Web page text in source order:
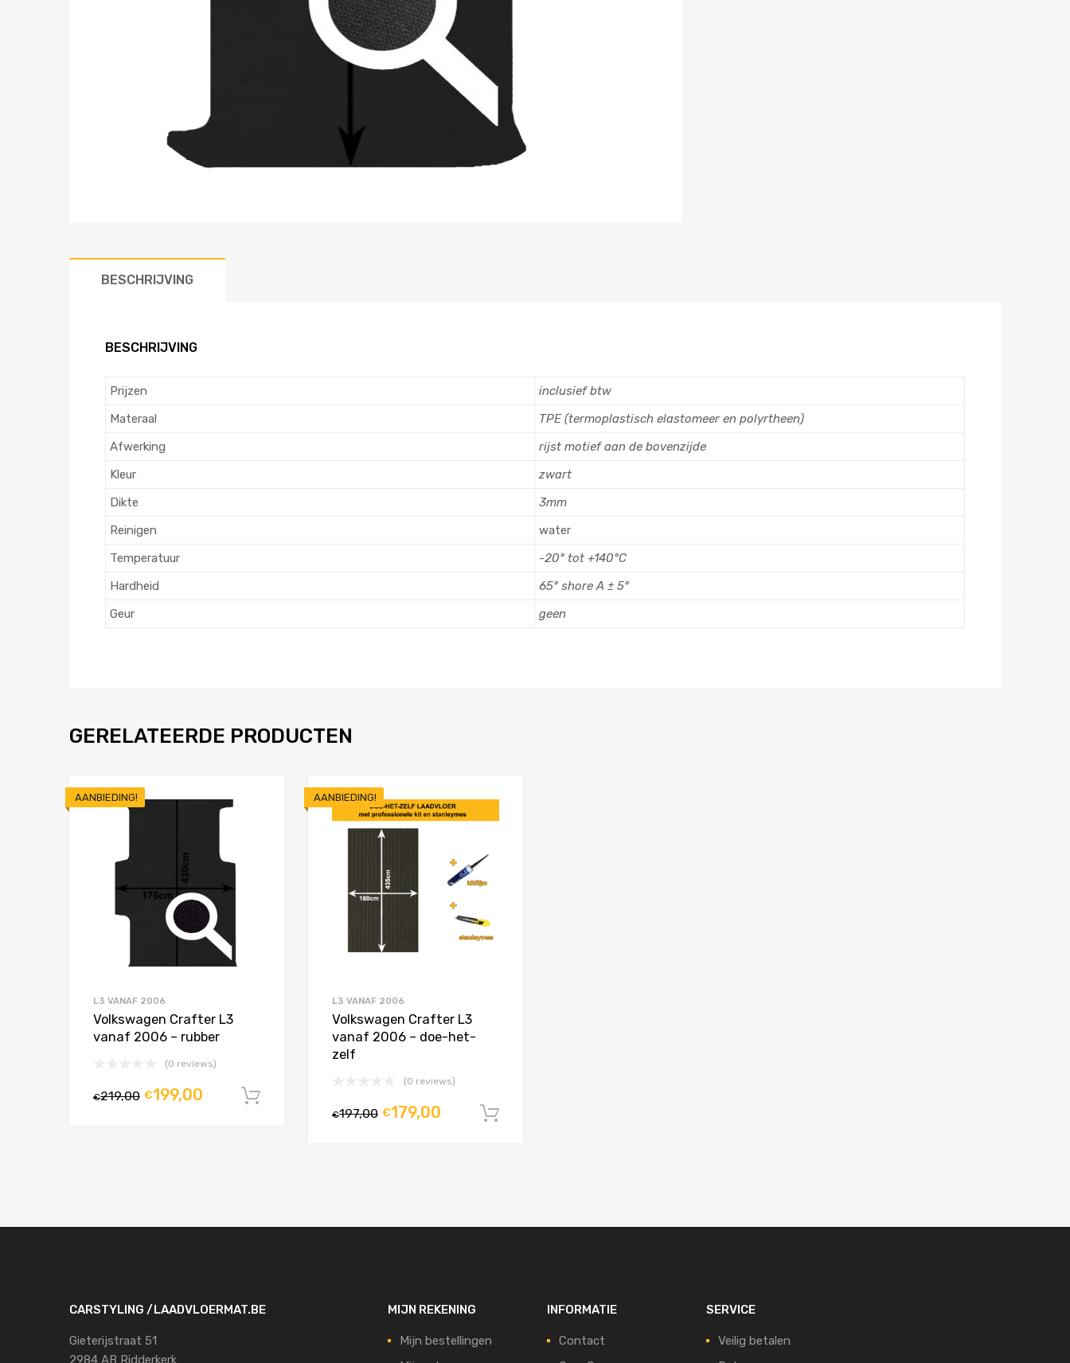
BESCHRIJVING
BESCHRIJVING
Prijzen
inclusief btw
Materaal
TPE (termoplastisch elastomeer en polyrtheen)
Afwerking
rijst motief aan de bovenzijde
Kleur
zwart
Dikte
3mm
Reinigen
water
Temperatuur
-20° tot +140°C
Hardheid
65° shore A ± 5°
Geur
geen
GERELATEERDE PRODUCTEN
AANBIEDING!
Toevoegen aan Favorieten
Product Vergelijken
L3 VANAF 2006
Volkswagen Crafter L3
vanaf 2006 – rubber
(0 reviews)
€219,00 €199,00
AANBIEDING!
L3 VANAF 2006
Volkswagen Crafter L3
vanaf 2006 – doe-het-
zelf
(0 reviews)
€197,00 €179,00
CARSTYLING /LAADVLOERMAT.BE
Gieterijstraat 51
2984 AB Ridderkerk
MIJN REKENING
Mijn bestellingen
INFORMATIE
Contact
SERVICE
Veilig betalen